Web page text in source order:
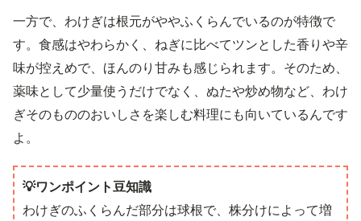
一方で、わけぎは根元がややふくらんでいるのが特徴で
す。食感はやわらかく、ねぎに比べてツンとした香りや辛
味が控えめで、ほんのり甘みも感じられます。そのため、
薬味として少量使うだけでなく、ぬたや炒め物など、わけ
ぎそのもののおいしさを楽しむ料理にも向いているんです
よ。
💡ワンポイント豆知識
わけぎのふくらんだ部分は球根で、株分けによって増